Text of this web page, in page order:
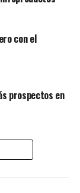
para
del ruido:
artificial
con el
prospectos en